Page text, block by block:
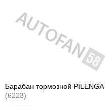
Барабан тормозной PILENGA
(6223)